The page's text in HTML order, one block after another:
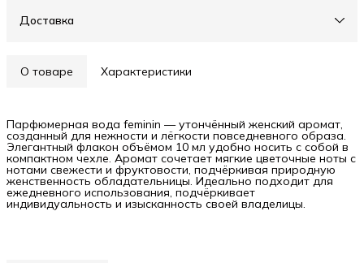
Доставка
О товаре Характеристики
Парфюмерная вода feminin — утончённый женский аромат,
созданный для нежности и лёгкости повседневного образа.
Элегантный флакон объёмом 10 мл удобно носить с собой в
компактном чехле. Аромат сочетает мягкие цветочные ноты с
нотами свежести и фруктовости, подчёркивая природную
женственность обладательницы. Идеально подходит для
ежедневного использования, подчёркивает
индивидуальность и изысканность своей владелицы.